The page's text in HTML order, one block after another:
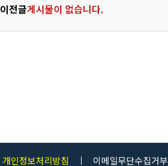
이전글게시물이 없습니다.
개인정보처리방침 이메일무단수집거부